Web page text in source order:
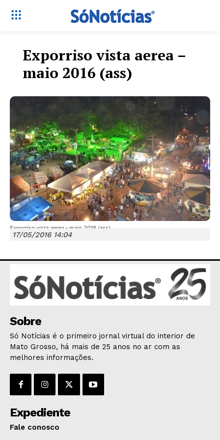
Só Notícias
HOME
POLÍTICA
POLÍCIA
ECONOMIA
GERAL
EDUCAÇÃO
Exporriso vista aerea –
maio 2016 (ass)
Exporriso vista aerea - maio 2016 (ass)
17/05/2016 14:04
Sobre
Só Notícias é o primeiro jornal virtual do interior de
Mato Grosso, há mais de 25 anos no ar com as
melhores informações.
Expediente
Fale conosco